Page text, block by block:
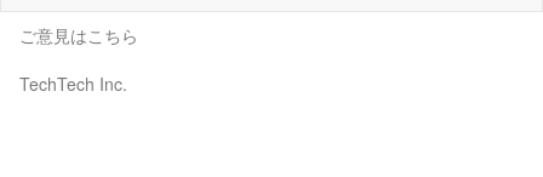
ご意見はこちら
TechTech Inc.